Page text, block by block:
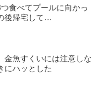
食べてプールに向かっ
後帰宅して…
金魚すくいには注意しな
にハッとした